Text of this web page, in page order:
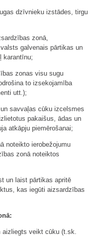
dzīvnieku izstādes, tirgu
zonā,
galvenais pārtikas un
karantīnu;
zonas visu sugu
to izsekojamība
utt.);
savvaļas cūku izcelsmes
pakaišus, ādas un
atkāpju piemērošanai;
noteikto ierobežojumu
zonā noteiktos
un laist pārtikas apritē
kas iegūti aizsardzības
aizliegts veikt cūku (t.sk.